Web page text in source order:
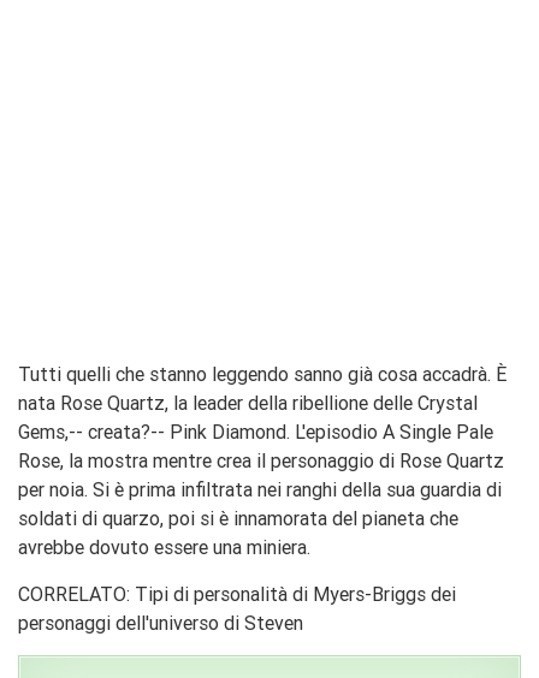
Tutti quelli che stanno leggendo sanno già cosa accadrà. È
nata Rose Quartz, la leader della ribellione delle Crystal
Gems,-- creata?-- Pink Diamond. L'episodio A Single Pale
Rose, la mostra mentre crea il personaggio di Rose Quartz
per noia. Si è prima infiltrata nei ranghi della sua guardia di
soldati di quarzo, poi si è innamorata del pianeta che
avrebbe dovuto essere una miniera.
CORRELATO: Tipi di personalità di Myers-Briggs dei
personaggi dell'universo di Steven